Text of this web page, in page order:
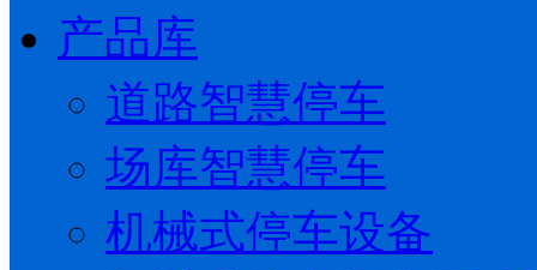
产品库
道路智慧停车
场库智慧停车
机械式停车设备